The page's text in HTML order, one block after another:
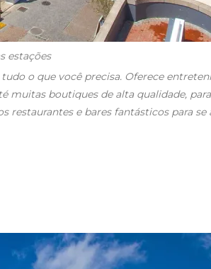
estações
o que você precisa. Oferece
muitas boutiques de alta qualidade,
e bares fantásticos para se